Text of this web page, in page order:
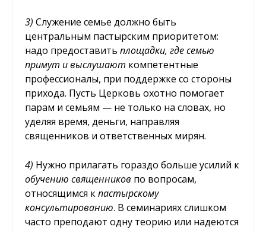
3) Служение семье должно быть
центральным пастырским приоритетом:
надо предоставитьплощадки, где семью
примут и выслушают компетентные
профессионалы, при поддержке со стороны
прихода. Пусть Церковь охотно помогает
парам и семьям — не только на словах, но
уделяя время, деньги, направляя
священников и ответственных мирян.
4) Нужно прилагать гораздо больше усилий к
обучению священников по вопросам,
относящимся кпастырскому
консультированию. В семинариях слишком
часто преподают одну теорию или надеются